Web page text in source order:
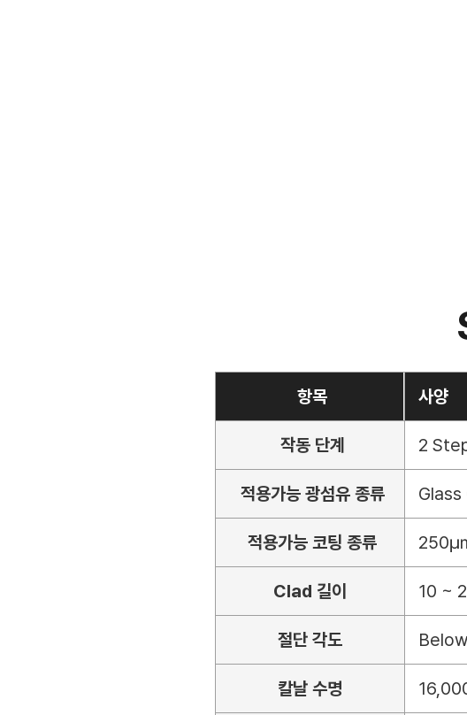
항목 사양
작동 단계 2
적용가능 광섬유 종류
적용가능 코팅 종류 250
Clad 길이 10 ~
절단 각도
칼날 수명